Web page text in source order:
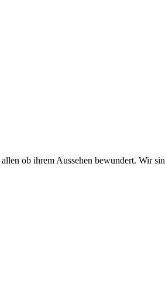
ob ihrem Aussehen bewundert. Wir